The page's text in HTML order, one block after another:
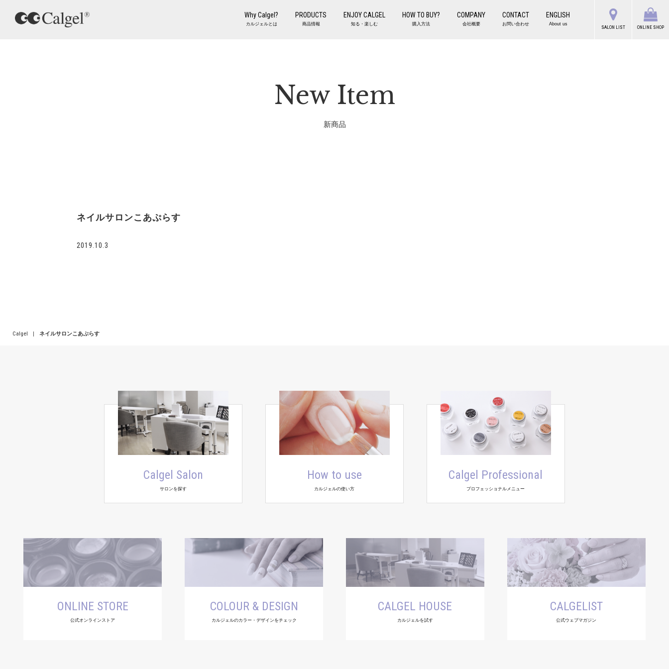
Why Calgel?
カルジェルとは
PRODUCTS
商品情報
ENJOY CALGEL
知る・楽しむ
HOW TO BUY?
購入方法
COMPANY
会社概要
CONTACT
お問い合わせ
ENGLISH
About us
SALON LIST ONLINE SHOP
New Item
新商品
ネイルサロンこあぷらす
2019.10.3
Calgel | ネイルサロンこあぷらす
Calgel Salon
サロンを探す
How to use
カルジェルの使い方
Calgel Professional
プロフェッショナルメニュー
ONLINE STORE
公式オンラインストア
COLOUR & DESIGN
カルジェルのカラー・デザインをチェック
CALGEL HOUSE
カルジェルを試す
CALGELIST
公式ウェブマガジン